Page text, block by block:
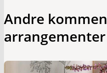
Andre
arrangementer